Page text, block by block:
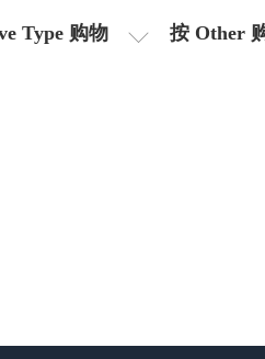
Type 购物 按 Other